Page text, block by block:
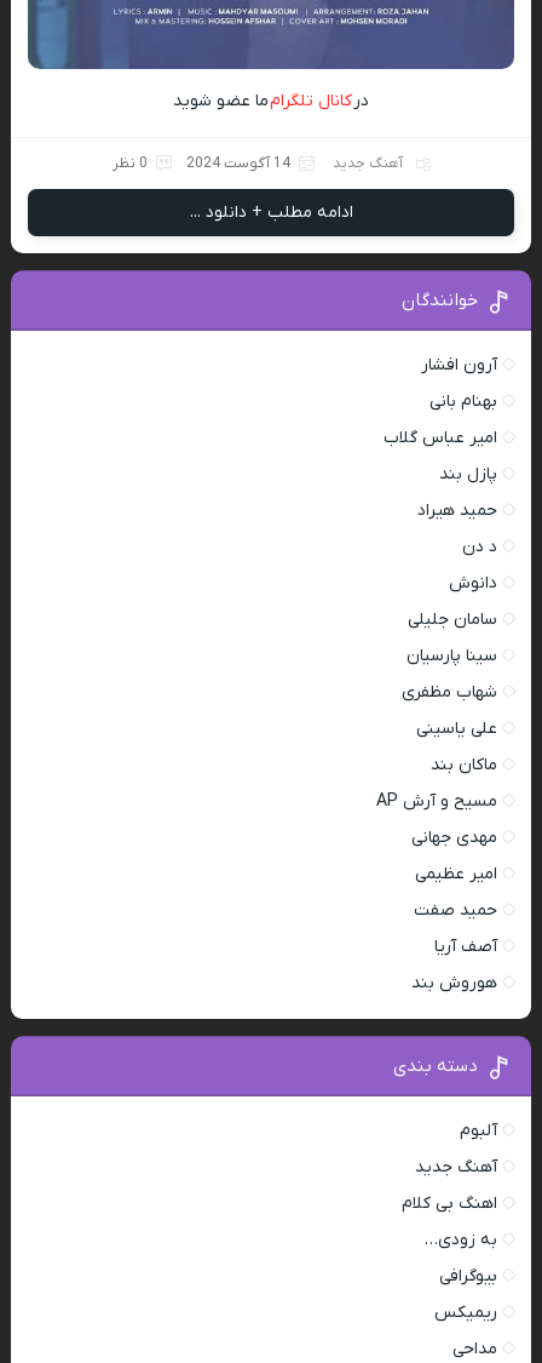
درکانال تلگرامما عضو شوید
آهنگ جدید 14 آگوست 2024 0 نظر
ادامه مطلب + دانلود ...
خوانندگان
آرون افشار
بهنام بانی
امیر عباس گلاب
پازل بند
حمید هیراد
د دن
دانوش
سامان جلیلی
سینا پارسیان
شهاب مظفری
علی یاسینی
ماکان بند
مسیح و آرش AP
مهدی جهانی
امیر عظیمی
حمید صفت
آصف آریا
هوروش بند
دسته بندی
آلبوم
آهنگ جدید
اهنگ بی کلام
به زودی…
بیوگرافی
ریمیکس
مداحی